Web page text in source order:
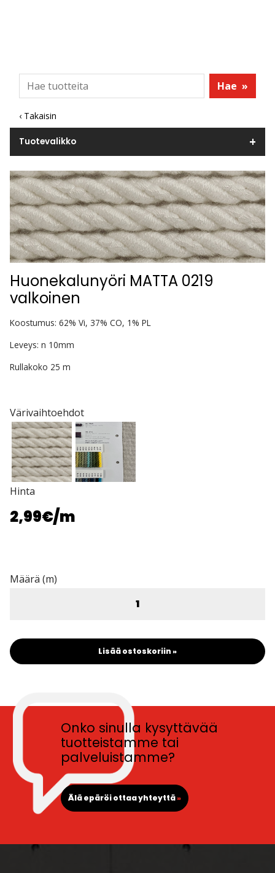
Hae »
‹ Takaisin
Tuotevalikko
Huonekalunyöri MATTA 0219
valkoinen
Koostumus: 62% Vi, 37% CO, 1% PL
Leveys: n 10mm
Rullakoko 25 m
Värivaihtoehdot
Hinta
2,99€/m
Määrä (m)
Lisää ostoskoriin »
Onko sinulla kysyttävää
tuotteistamme tai
palveluistamme?
Älä epäröi ottaa yhteyttä»